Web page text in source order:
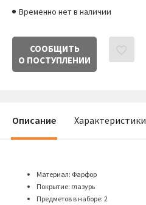
Временно нет в наличии
СООБЩИТЬ
О ПОСТУПЛЕНИИ
Описание Характеристики
Материал: Фарфор
Покрытие: глазурь
Предметов в наборе: 2